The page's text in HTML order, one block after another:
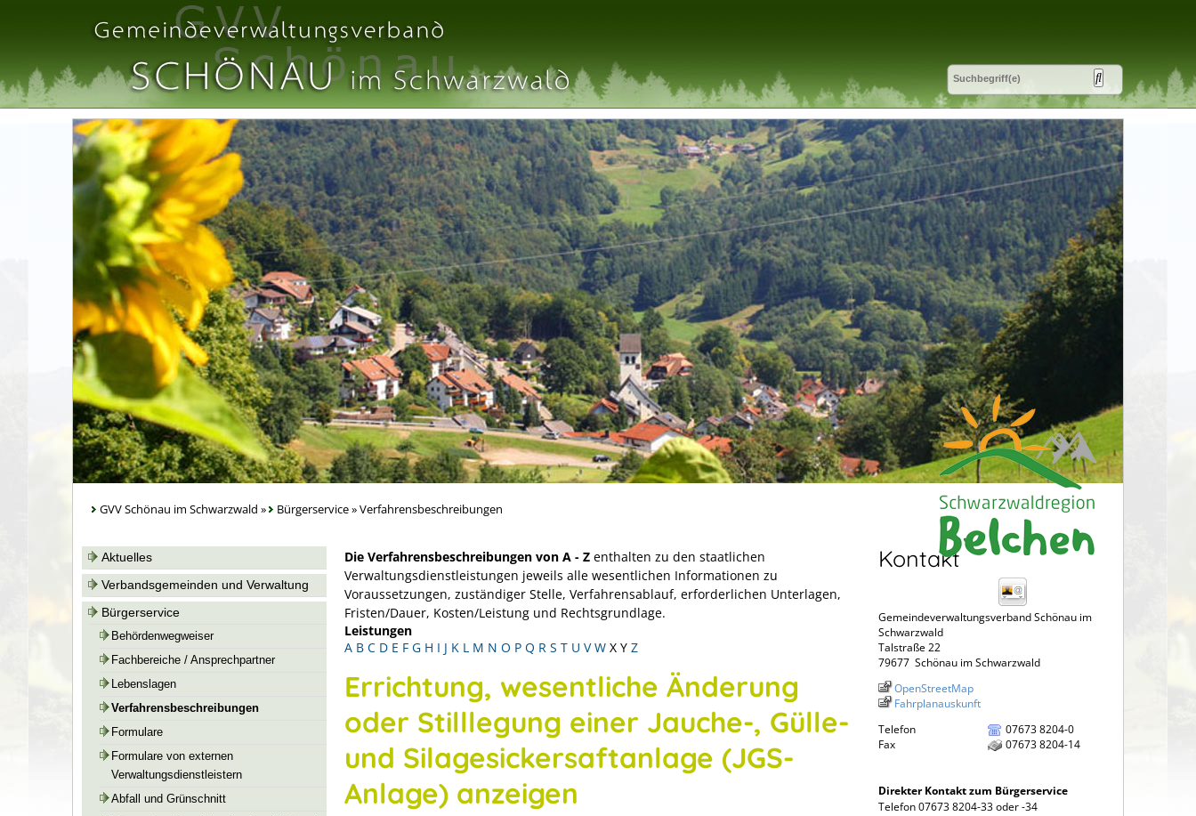
GVV Schönau im Schwarzwald » Bürgerservice»Verfahrensbeschreibungen
Aktuelles
Verbandsgemeinden und Verwaltung
Bürgerservice
Behördenwegweiser
Fachbereiche / Ansprechpartner
Lebenslagen
Verfahrensbeschreibungen
Formulare
Formulare von externen
Verwaltungsdienstleistern
Abfall und Grünschnitt
Die Verfahrensbeschreibungen von A - Z enthalten zu den staatlichen
Verwaltungsdienstleistungen jeweils alle wesentlichen Informationen zu
Voraussetzungen, zuständiger Stelle, Verfahrensablauf, erforderlichen Unterlagen,
Fristen/Dauer, Kosten/Leistung und Rechtsgrundlage.
Leistungen
A B C D E F G H I J K L M N O P Q R S T U V W X Y Z
Errichtung, wesentliche Änderung
oder Stilllegung einer Jauche-, Gülle-
und Silagesickersaftanlage (JGS-
Anlage) anzeigen
Kontakt
Gemeindeverwaltungsverband Schönau im
Schwarzwald
Talstraße 22
79677 Schönau im Schwarzwald
OpenStreetMap
Fahrplanauskunft
Telefon
07673 8204-0
Fax
07673 8204-14
Direkter Kontakt zum Bürgerservice
Telefon 07673 8204-33 oder -34